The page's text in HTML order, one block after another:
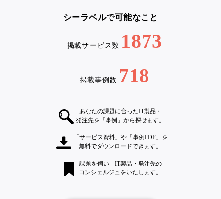
シーラベルで可能なこと
掲載サービス数 1873
掲載事例数 718
あなたの課題に合ったIT製品・
発注先を「事例」から探せます。
「サービス資料」や「事例PDF」を
無料でダウンロードできます。
課題を伺い、IT製品・発注先の
コンシェルジュをいたします。